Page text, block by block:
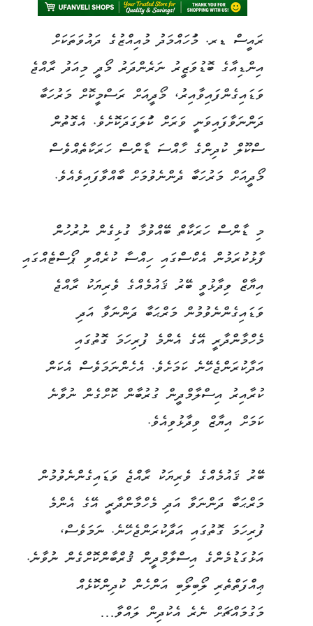
ރައީސް ޑރ. މުަހައްމަދު މުއިއްޒުގެ ދައުވަތަކަށް
އިންޑިއާގެ ބޮޑުވަޒީރު ނަރެންދަރު މޯދީ މިއަދު ރާއްޖެ
ވަޑައިގެންފައިވާއިރު، މޯދީއަށް ރަސްމީކޮށް މަރުހަބާ
ދަންނަވާފައިވަނީ ވަރަށް ކުަލަގަދަކޮށެވެ. އެގޮތުން
ސްކޫލް ކުދިންގެ ހާއްސަ ޑާންސް ހަރަކާތެއްވެސް
މޯދީއަށް މަރުހަބާ ދެންނެވުމަށް ބާއްވާފައިވެއެވެ.
މި ޑާންސް ހަރަކާތް ބޭއްވުމާ ގުޅިގެން ނުރުހުން
ފާޅުކުރަމުން އެކްސްގައި ހިއްސާ ކުރެއްވި ޕޯސްޓެއްގައި
އިޔާޒް ވިދާޅުވީ ބޭރު ޤައުމެއްގެ ވެރިޔަކު ރާއްޖެ
ވަޑައިގެންނެވުމުން މަރްޙަބާ ދަންނަވާ އަދި
މެހްމާންދާރީ އޭގެ އެންމެ ފުރިހަމަ ގޮތުގައި
އަދާކުރަންޖެހޭނެ ކަމަށެވެ. އެހެންނަމަވެސް އެކަން
ކުރާއިރު އިސްލާމްދީން ގުރުބާން ކޮށްގެން ނުވާނެ
ކަމަށް އިޔާޒް ވިދާޅުވިއެވެ.
ބޭރު ޤައުމެއްގެ ވެރިޔަކު ރާއްޖެ ވަޑައިގެންނެވުމުން
މަރްޙަބާ ދަންނަވާ އަދި މެހްމާންދާރީ އޭގެ އެންމެ
ފުރިހަމަ ގޮތުގައި އަދާކުރަންޖެހޭނެ. ނަމަވެސް،
އަޅުގަޑުމެންގެ އިސްލާމްދީން ޤުރްބާންކޮށްގެން ނުވާނެ.
ޢިއްފަތްތެރި ލޯބިލޯބި އަންހެން ކުދިންކޮޅެއް
މަގުމައްޗަށް ނެރެ އެކުދިން ލައްވާ…